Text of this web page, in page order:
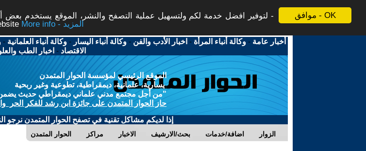
موافق - OK
لتوفير افضل خدمة لكم ولتسهيل عملية التصفح والنشر، الموقع يستخدم بعض
More info - المزيد
أخبار عامة -وكالة أنباء المرأة - اخبار الأدب والفن -وكالة أنباء اليسار -وكالة أنباء العلمانية -
الاقتصاد - اخبار الطب
الموقع الرئيسي لمؤسسة الحوار المتمدن
يسارية، علمانية، ديمقراطية، تطوعية وغير ربحية
"من أجل مجتمع مدني علماني ديمقراطي حديث يضمن
حاز الحوار المتمدن على جائزة ابن رشد للفكر الحر
إذا لديكم مشاكل تقنية في تصفح الحوار المتمدن نرجو
الحوار المتمدن مراكز الاخبار بحث/الارشيف اضافة/خدمات الزوار